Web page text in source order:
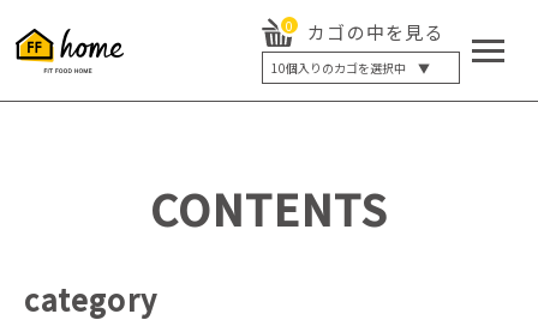
0 カゴの中を見る
10個入りのカゴを選択中 ▼
5個入り
20個入り
最大12%OFF
CONTENTS
category